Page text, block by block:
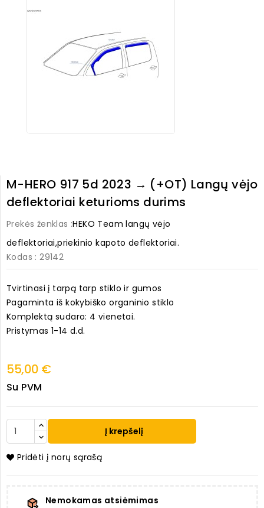
M-HERO 917 5d 2023 → (+OT) Langų vėjo
deflektoriai keturioms durims
Prekės ženklas :HEKO Team langų vėjo
deflektoriai,priekinio kapoto deflektoriai.
Kodas : 29142
Tvirtinasi į tarpą tarp stiklo ir gumos
Pagaminta iš kokybiško organinio stiklo
Komplektą sudaro: 4 vienetai.
Pristymas 1-14 d.d.
55,00 €
Su PVM
Į krepšelį
Pridėti į norų sąrašą
Nemokamas atsiėmimas